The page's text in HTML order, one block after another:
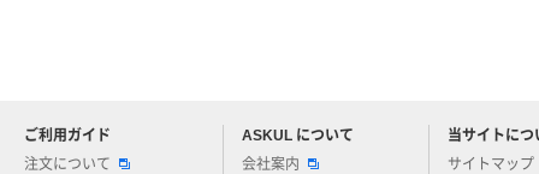
ご利用ガイド
注文について
ASKUL について
会社案内
当サイトにつ
サイトマップ
アスクルについてお気軽にご質問ください